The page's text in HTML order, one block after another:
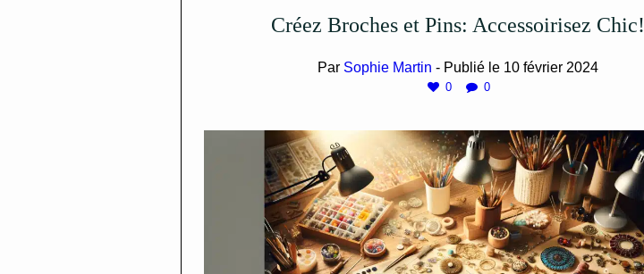
Créez Broches et Pins: Accessoirisez Chic!
Par Sophie Martin - Publié le 10 février 2024
0 0